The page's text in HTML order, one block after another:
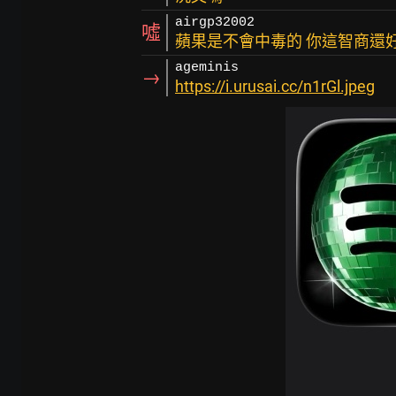
噓 airgp32002
蘋果是不會中毒的 你這智商還
→ ageminis
https://i.urusai.cc/n1rGl.jpeg